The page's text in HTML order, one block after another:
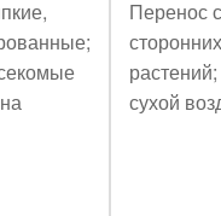
Перенос
сухой